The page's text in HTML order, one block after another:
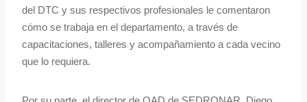
del DTC y sus respectivos profesionales le comentaron
cómo se trabaja en el departamento, a través de
capacitaciones, talleres y acompañamiento a cada vecino
que lo requiera.